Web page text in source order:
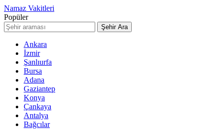
Namaz Vakitleri
Popüler
Şehir Ara
Ankara
İzmir
Şanlıurfa
Bursa
Adana
Gaziantep
Konya
Çankaya
Antalya
Bağcılar